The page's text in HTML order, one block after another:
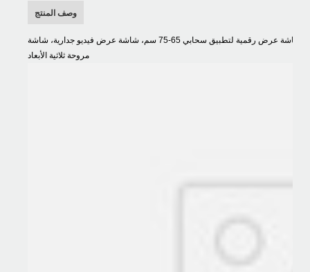
وصف المنتج
شاشة عرض رقمية لتطبيق سحابي 65-75 سم، شاشة عرض فيديو جدارية، شاشة LCD ثلاثية الأبعاد، شاشة LED إعلانية، جهاز عرض ثلاثي الأبعاد، واي فاي،
مروحة ثلاثية الأبعاد